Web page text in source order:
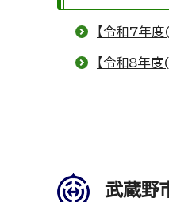
【令和7年
【令和8年
武蔵野